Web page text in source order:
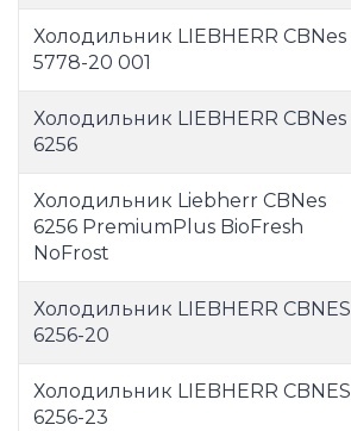
Холодильник LIEBHERR CBNes
5778-20 001
Холодильник LIEBHERR CBNes
6256
Холодильник Liebherr CBNes
6256 PremiumPlus BioFresh
NoFrost
Холодильник LIEBHERR CBNES
6256-20
Холодильник LIEBHERR CBNES
6256-23